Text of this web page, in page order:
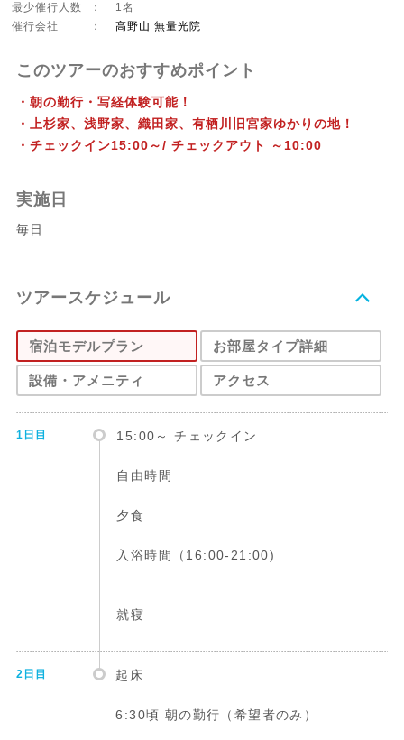
最少催行人数
：
1名
催行会社
： 高野山 無量光院
このツアーのおすすめポイント
・朝の勤行・写経体験可能！
・上杉家、浅野家、織田家、有栖川旧宮家ゆかりの地！
・チェックイン15:00～/ チェックアウト ～10:00
実施日
毎日
ツアースケジュール
宿泊モデルプラン
1日目 15:00～ チェックイン
自由時間
夕食
入浴時間（16:00-21:00)
就寝
2日目 起床
6:30頃 朝の勤行（希望者のみ）
お部屋タイプ詳細
設備・アメニティ アクセス